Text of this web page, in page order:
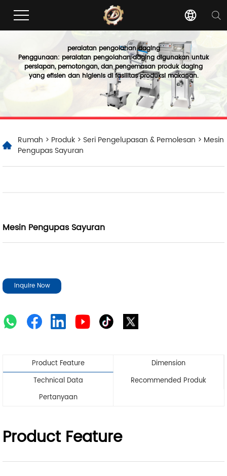
peralatan pengolahan daging
Penggunaan: peralatan pengolahan daging digunakan untuk
persiapan, pemotongan, dan pengemasan produk daging
yang efisien dan higienis di fasilitas produksi makanan.
Rumah > Produk > Seri Pengelupasan & Pemolesan > Mesin
Pengupas Sayuran
Mesin Pengupas Sayuran
Inquire Now
Product Feature
Dimension
Technical Data
Recommended Produk
Pertanyaan
Product Feature